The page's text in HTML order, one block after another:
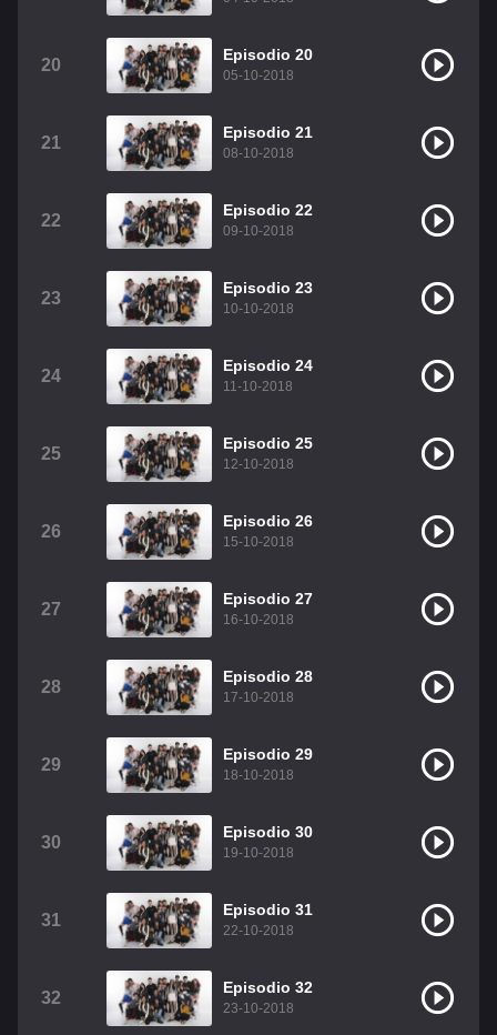
20
Episodio 20
05-10-2018
21
Episodio 21
08-10-2018
22
Episodio 22
09-10-2018
23
Episodio 23
10-10-2018
24
Episodio 24
11-10-2018
25
Episodio 25
12-10-2018
26
Episodio 26
15-10-2018
27
Episodio 27
16-10-2018
28
Episodio 28
17-10-2018
29
Episodio 29
18-10-2018
30
Episodio 30
19-10-2018
31
Episodio 31
22-10-2018
32
Episodio 32
23-10-2018